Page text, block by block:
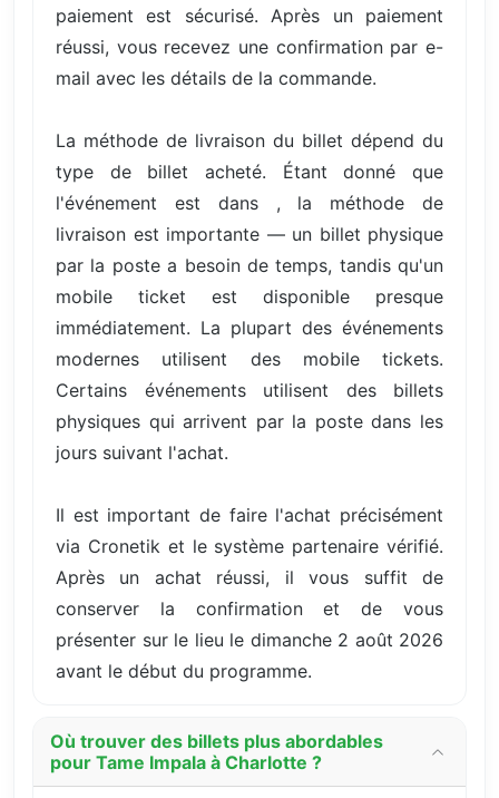
paiement est sécurisé. Après un paiement
réussi, vous recevez une confirmation par e-
mail avec les détails de la commande.
La méthode de livraison du billet dépend du
type de billet acheté. Étant donné que
l'événement est dans , la méthode de
livraison est importante — un billet physique
par la poste a besoin de temps, tandis qu'un
mobile ticket est disponible presque
immédiatement. La plupart des événements
modernes utilisent des mobile tickets.
Certains événements utilisent des billets
physiques qui arrivent par la poste dans les
jours suivant l'achat.
Il est important de faire l'achat précisément
via Cronetik et le système partenaire vérifié.
Après un achat réussi, il vous suffit de
conserver la confirmation et de vous
présenter sur le lieu le dimanche 2 août 2026
avant le début du programme.
Où trouver des billets plus abordables
pour Tame Impala à Charlotte ?